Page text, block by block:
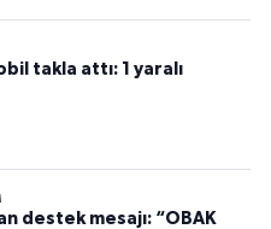
takla attı: 1 yaralı
destek mesajı: “OBAK